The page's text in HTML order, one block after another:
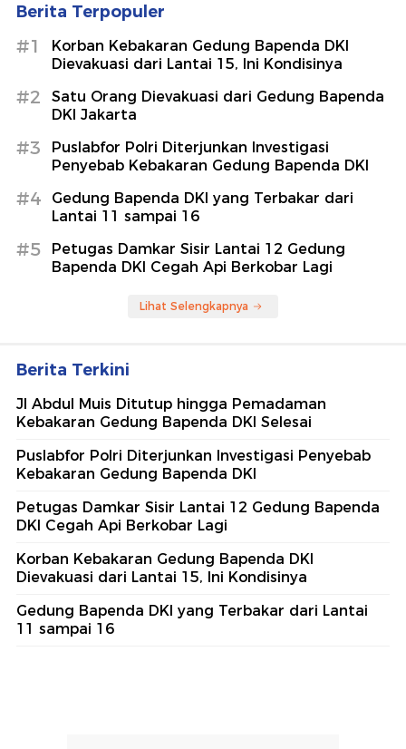
Berita Terpopuler
#1
Korban Kebakaran Gedung Bapenda DKI
Dievakuasi dari Lantai 15, Ini Kondisinya
#2
Satu Orang Dievakuasi dari Gedung Bapenda
DKI Jakarta
#3
Puslabfor Polri Diterjunkan Investigasi
Penyebab Kebakaran Gedung Bapenda DKI
#4
Gedung Bapenda DKI yang Terbakar dari
Lantai 11 sampai 16
#5
Petugas Damkar Sisir Lantai 12 Gedung
Bapenda DKI Cegah Api Berkobar Lagi
Lihat Selengkapnya
Berita Terkini
Jl Abdul Muis Ditutup hingga Pemadaman
Kebakaran Gedung Bapenda DKI Selesai
Puslabfor Polri Diterjunkan Investigasi Penyebab
Kebakaran Gedung Bapenda DKI
Petugas Damkar Sisir Lantai 12 Gedung Bapenda
DKI Cegah Api Berkobar Lagi
Korban Kebakaran Gedung Bapenda DKI
Dievakuasi dari Lantai 15, Ini Kondisinya
Gedung Bapenda DKI yang Terbakar dari Lantai
11 sampai 16